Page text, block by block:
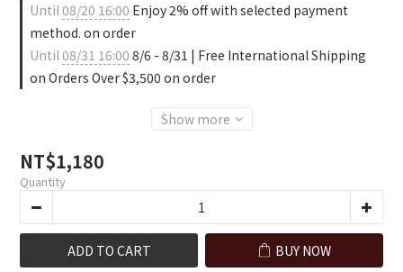
Until08/20 16:00 Enjoy 2% off with selected payment
method. on order
Until08/31 16:00 8/6 - 8/31 | Free International Shipping
on Orders Over $3,500 on order
Show more
NT$1,180
Quantity
ADD TO CART BUY NOW